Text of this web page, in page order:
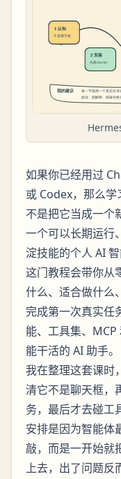
如果你已经用过
或 Codex，那么学
不是把它当成一个
一个可以长期运行
淀技能的个人 AI 智
这门教程会带你从
什么、适合做什么
完成第一次真实任
能、工具集、
能干活的 AI 助手。
我在整理这套课时
清它不是聊天框，
务，最后才去碰工
安排是因为智能体
敲，而是一开始就
上去，出了问题反